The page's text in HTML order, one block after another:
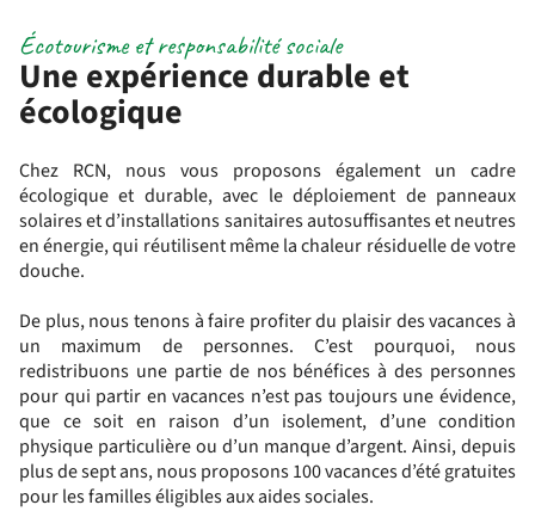
Une expérience durable et
écologique
Écotourisme et responsabilité sociale
Chez RCN, nous vous proposons également un cadre
écologique et durable, avec le déploiement de panneaux
solaires et d’installations sanitaires autosuffisantes et neutres
en énergie, qui réutilisent même la chaleur résiduelle de votre
douche.
De plus, nous tenons à faire profiter du plaisir des vacances à
un maximum de personnes. C’est pourquoi, nous
redistribuons une partie de nos bénéfices à des personnes
pour qui partir en vacances n’est pas toujours une évidence,
que ce soit en raison d’un isolement, d’une condition
physique particulière ou d’un manque d’argent. Ainsi, depuis
plus de sept ans, nous proposons 100 vacances d’été gratuites
pour les familles éligibles aux aides sociales.